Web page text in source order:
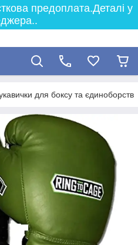
предоплата.Деталі у
для боксу та єдиноборств